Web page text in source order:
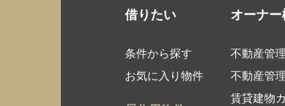
借りたい
条件から探す
お気に入り物件
オーナー
不動産管
不動産管
賃貸建物